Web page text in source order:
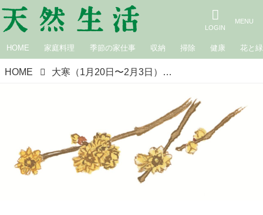
HOME 家庭料理 季節の家仕事 収納 掃除 健康 花と緑
HOME 大寒（1月20日〜2月3日）｜二十四節気七十二候で感じる季節